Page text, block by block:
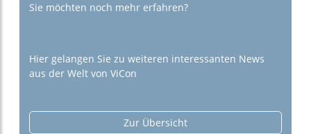
Sie möchten noch mehr erfahren?
Hier gelangen Sie zu weiteren interessanten News
aus der Welt von ViCon
Zur Übersicht